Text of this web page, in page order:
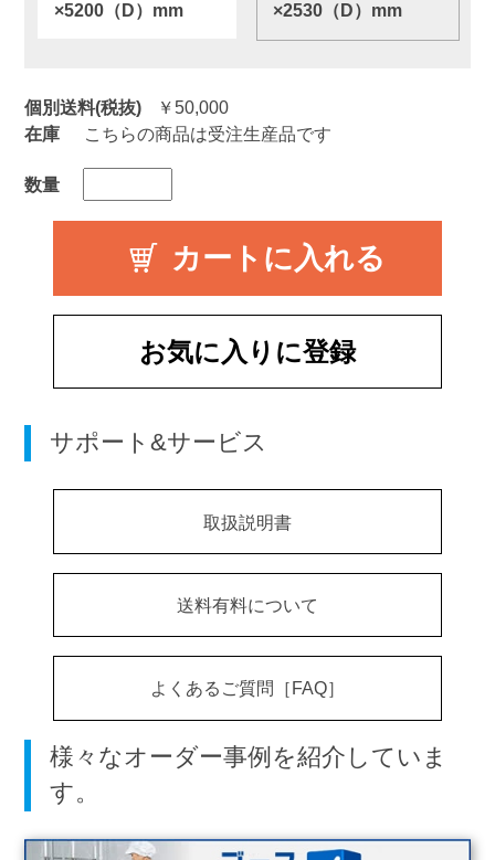
個別送料(税抜) ￥50,000
×5200（D）mm ×2530（D）mm
在庫 こちらの商品は受注生産品です
数量
お気に入りに登録
サポート&サービス
取扱説明書
送料有料について
よくあるご質問［FAQ］
様々なオーダー事例を紹介していま
す。